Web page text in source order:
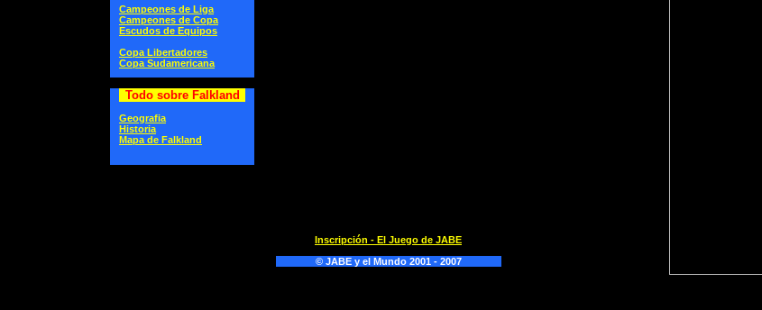
Campeones de Liga
Campeones de Copa
Escudos de Equipos
Copa Libertadores
Copa Sudamericana
Todo sobre Falkland
Geografia
Historia
Mapa de Falkland
Inscripción - El Juego de JABE
© JABE y el Mundo 2001 - 2007